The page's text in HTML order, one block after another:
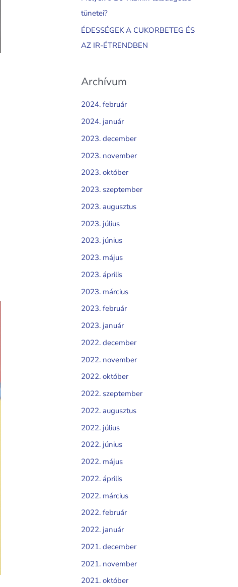
tünetei?
ÉDESSÉGEK A CUKORBETEG ÉS
AZ IR-ÉTRENDBEN
Archívum
2024. február
2024. január
2023. december
2023. november
2023. október
2023. szeptember
2023. augusztus
2023. július
2023. június
2023. május
2023. április
2023. március
2023. február
2023. január
2022. december
2022. november
2022. október
2022. szeptember
2022. augusztus
2022. július
2022. június
2022. május
2022. április
2022. március
2022. február
2022. január
2021. december
2021. november
2021. október